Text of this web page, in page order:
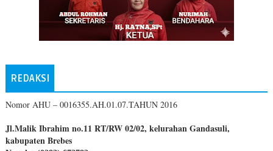
REDAKSI
Nomor AHU – 0016355.AH.01.07.TAHUN 2016
Jl.Malik Ibrahim no.11 RT/RW 02/02, kelurahan Gandasuli,
kabupaten Brebes